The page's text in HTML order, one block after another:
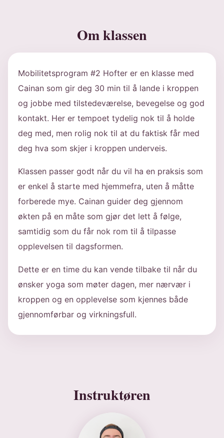
Om klassen
Mobilitetsprogram #2 Hofter er en klasse med
Cainan som gir deg 30 min til å lande i kroppen
og jobbe med tilstedeværelse, bevegelse og god
kontakt. Her er tempoet tydelig nok til å holde
deg med, men rolig nok til at du faktisk får med
deg hva som skjer i kroppen underveis.
Klassen passer godt når du vil ha en praksis som
er enkel å starte med hjemmefra, uten å måtte
forberede mye. Cainan guider deg gjennom
økten på en måte som gjør det lett å følge,
samtidig som du får nok rom til å tilpasse
opplevelsen til dagsformen.
Dette er en time du kan vende tilbake til når du
ønsker yoga som møter dagen, mer nærvær i
kroppen og en opplevelse som kjennes både
gjennomførbar og virkningsfull.
Instruktøren